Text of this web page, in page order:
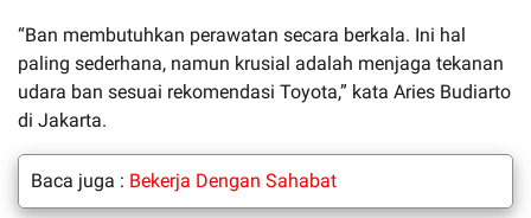
“Ban membutuhkan perawatan secara berkala. Ini hal
paling sederhana, namun krusial adalah menjaga tekanan
udara ban sesuai rekomendasi Toyota,” kata Aries Budiarto
di Jakarta.
Baca juga : Bekerja Dengan Sahabat